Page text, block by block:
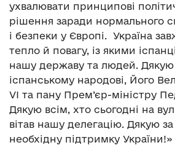
ухвалювати принципові
рішення заради нормального
і безпеки у Європі. Україна
тепло й повагу, із якими
нашу державу та людей. Дякую
іспанському народові, Його
VІ та пану Прем’єр-міністру
Дякую всім, хто сьогодні на
вітав нашу делегацію. Дякую
необхідну підтримку